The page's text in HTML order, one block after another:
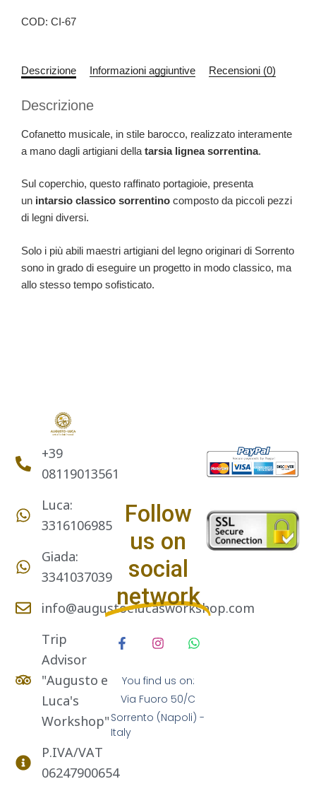
COD: CI-67
Descrizione Informazioni aggiuntive Recensioni (0)
Descrizione
Cofanetto musicale, in stile barocco, realizzato interamente
a mano dagli artigiani della tarsia lignea sorrentina.
Sul coperchio, questo raffinato portagioie, presenta
un intarsio classico sorrentino composto da piccoli pezzi
di legni diversi.
Solo i più abili maestri artigiani del legno originari di Sorrento
sono in grado di eseguire un progetto in modo classico, ma
allo stesso tempo sofisticato.
+39
08119013561
Luca:
3316106985
Giada:
3341037039
info@augustoelucasworkshop.com
Trip
Advisor
"Augusto e
Luca's
Workshop"
P.IVA/VAT
06247900654
Follow
us on
social
network
You find us on:
Via Fuoro 50/C
Sorrento (Napoli) -
Italy